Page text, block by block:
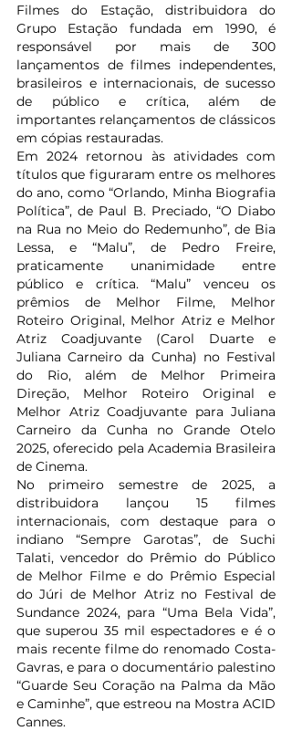
Filmes do Estação, distribuidora do
Grupo Estação fundada em 1990, é
responsável por mais de 300
lançamentos de filmes independentes,
brasileiros e internacionais, de sucesso
de público e crítica, além de
importantes relançamentos de clássicos
em cópias restauradas.
Em 2024 retornou às atividades com
títulos que figuraram entre os melhores
do ano, como “Orlando, Minha Biografia
Política”, de Paul B. Preciado, “O Diabo
na Rua no Meio do Redemunho”, de Bia
Lessa, e “Malu”, de Pedro Freire,
praticamente unanimidade entre
público e crítica. “Malu” venceu os
prêmios de Melhor Filme, Melhor
Roteiro Original, Melhor Atriz e Melhor
Atriz Coadjuvante (Carol Duarte e
Juliana Carneiro da Cunha) no Festival
do Rio, além de Melhor Primeira
Direção, Melhor Roteiro Original e
Melhor Atriz Coadjuvante para Juliana
Carneiro da Cunha no Grande Otelo
2025, oferecido pela Academia Brasileira
de Cinema.
No primeiro semestre de 2025, a
distribuidora lançou 15 filmes
internacionais, com destaque para o
indiano “Sempre Garotas”, de Suchi
Talati, vencedor do Prêmio do Público
de Melhor Filme e do Prêmio Especial
do Júri de Melhor Atriz no Festival de
Sundance 2024, para “Uma Bela Vida”,
que superou 35 mil espectadores e é o
mais recente filme do renomado Costa-
Gavras, e para o documentário palestino
“Guarde Seu Coração na Palma da Mão
e Caminhe”, que estreou na Mostra ACID
Cannes.